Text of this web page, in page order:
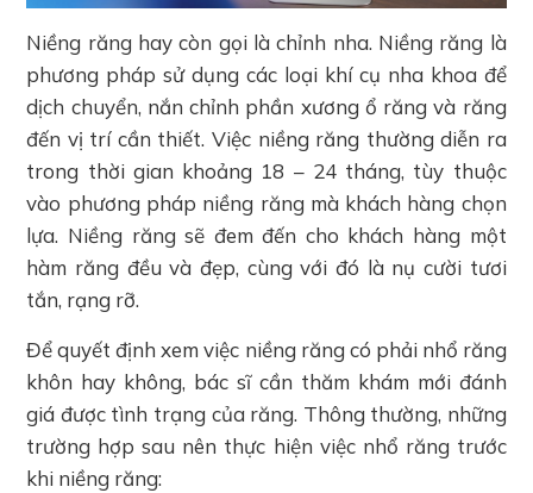
Niềng răng hay còn gọi là chỉnh nha. Niềng răng là
phương pháp sử dụng các loại khí cụ nha khoa để
dịch chuyển, nắn chỉnh phần xương ổ răng và răng
đến vị trí cần thiết. Việc niềng răng thường diễn ra
trong thời gian khoảng 18 – 24 tháng, tùy thuộc
vào phương pháp niềng răng mà khách hàng chọn
lựa. Niềng răng sẽ đem đến cho khách hàng một
hàm răng đều và đẹp, cùng với đó là nụ cười tươi
tắn, rạng rỡ.
Để quyết định xem việc niềng răng có phải nhổ răng
khôn hay không, bác sĩ cần thăm khám mới đánh
giá được tình trạng của răng. Thông thường, những
trường hợp sau nên thực hiện việc nhổ răng trước
khi niềng răng: